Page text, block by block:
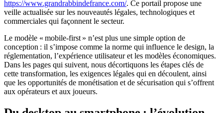
https://www.grandrabbindefrance.com/. Ce portail propose une
veille actualisée sur les nouveautés légales, technologiques et
commerciales qui façonnent le secteur.
Le modèle « mobile‑first » n’est plus une simple option de
conception : il s’impose comme la norme qui influence le design, la
réglementation, l’expérience utilisateur et les modèles économiques.
Dans les pages qui suivent, nous décortiquons les étapes clés de
cette transformation, les exigences légales qui en découlent, ainsi
que les opportunités de monétisation et de sécurisation qui s’offrent
aux opérateurs et aux joueurs.